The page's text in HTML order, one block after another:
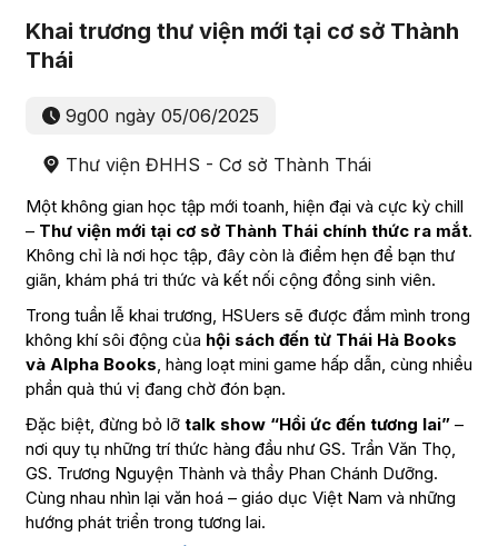
Khai trương thư viện mới tại cơ sở Thành
Thái
9g00 ngày 05/06/2025
Thư viện ĐHHS - Cơ sở Thành Thái
Một không gian học tập mới toanh, hiện đại và cực kỳ chill
– Thư viện mới tại cơ sở Thành Thái chính thức ra mắt.
Không chỉ là nơi học tập, đây còn là điểm hẹn để bạn thư
giãn, khám phá tri thức và kết nối cộng đồng sinh viên.
Trong tuần lễ khai trương, HSUers sẽ được đắm mình trong
không khí sôi động của hội sách đến từ Thái Hà Books
và Alpha Books, hàng loạt mini game hấp dẫn, cùng nhiều
phần quà thú vị đang chờ đón bạn.
Đặc biệt, đừng bỏ lỡ talk show “Hồi ức đến tương lai”–
nơi quy tụ những trí thức hàng đầu như GS. Trần Văn Thọ,
GS. Trương Nguyện Thành và thầy Phan Chánh Dưỡng.
Cùng nhau nhìn lại văn hoá – giáo dục Việt Nam và những
hướng phát triển trong tương lai.